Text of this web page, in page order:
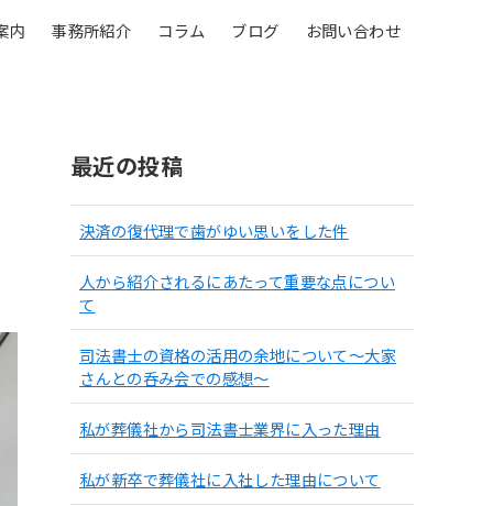
内 事務所紹介 コラム ブログ お問い合わせ
最近の投稿
決済の復代理で歯がゆい思いをした件
人から紹介されるにあたって重要な点につい
て
司法書士の資格の活用の余地について〜大家
さんとの呑み会での感想〜
私が葬儀社から司法書士業界に入った理由
私が新卒で葬儀社に入社した理由について